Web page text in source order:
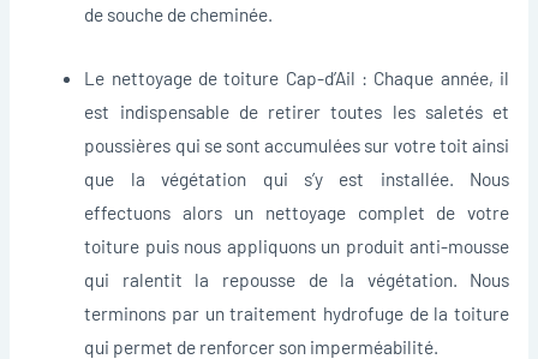
de souche de cheminée.
Le nettoyage de toiture Cap-d’Ail : Chaque année, il
est indispensable de retirer toutes les saletés et
poussières qui se sont accumulées sur votre toit ainsi
que la végétation qui s’y est installée. Nous
effectuons alors un nettoyage complet de votre
toiture puis nous appliquons un produit anti-mousse
qui ralentit la repousse de la végétation. Nous
terminons par un traitement hydrofuge de la toiture
qui permet de renforcer son imperméabilité.